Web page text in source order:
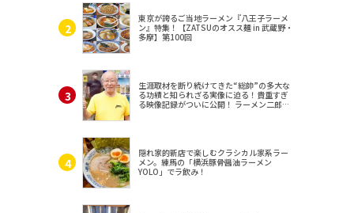
東京が誇るご当地ラーメン『八王子ラーメ
ン』特集！【ZATSUのオスス麺 in 武蔵野・
多摩】第100回
生涯取材を断り続けてきた“総帥”の多大な
る功績と知られざる実像に迫る！貴重すぎ
る映像記録がついに公開！ ラーメン二郎
隠れ家的新店で楽しむクラシカル家系ラー
メン。練馬の「横浜豚骨醤油ラーメン
YOLO」でラ飲み！